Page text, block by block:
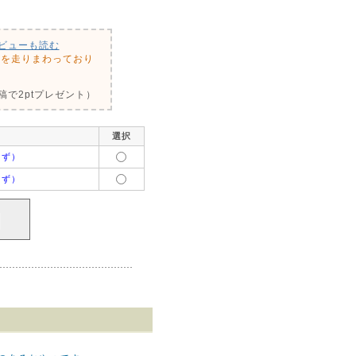
ューも読む
走りまわっており
で2ptプレゼント）
選択
）
）